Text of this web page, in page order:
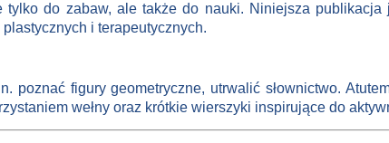
tylko do zabaw, ale także do nauki. Niniejsza publikacja
i terapeutycznych.
poznać figury geometryczne, utrwalić słownictwo.
wełny oraz krótkie wierszyki inspirujące do